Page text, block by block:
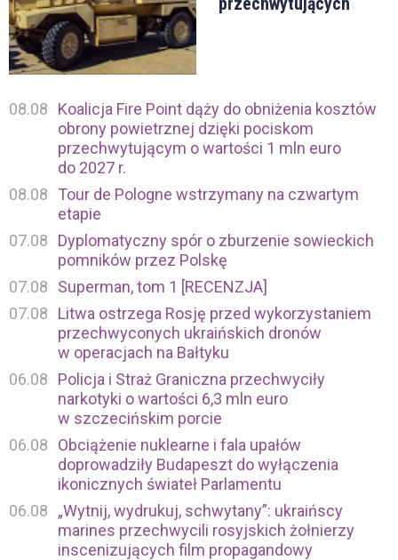
08.08
Koalicja Fire Point dąży do obniżenia kosztów
obrony powietrznej dzięki pociskom
przechwytującym o wartości 1 mln euro
do 2027 r.
08.08
Tour de Pologne wstrzymany na czwartym
etapie
07.08
Dyplomatyczny spór o zburzenie sowieckich
pomników przez Polskę
07.08
Superman, tom 1 [RECENZJA]
07.08
Litwa ostrzega Rosję przed wykorzystaniem
przechwyconych ukraińskich dronów
w operacjach na Bałtyku
06.08
Policja i Straż Graniczna przechwyciły
narkotyki o wartości 6,3 mln euro
w szczecińskim porcie
06.08
Obciążenie nuklearne i fala upałów
doprowadziły Budapeszt do wyłączenia
ikonicznych świateł Parlamentu
06.08
„Wytnij, wydrukuj, schwytany”: ukraińscy
marines przechwycili rosyjskich żołnierzy
inscenizujących film propagandowy